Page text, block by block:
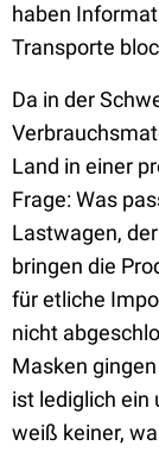
haben
Transporte
Da in der
Land in einer
Frage: Was
Lastwagen,
bringen die
für etliche
nicht
Masken
ist lediglich ein
weiß keiner,